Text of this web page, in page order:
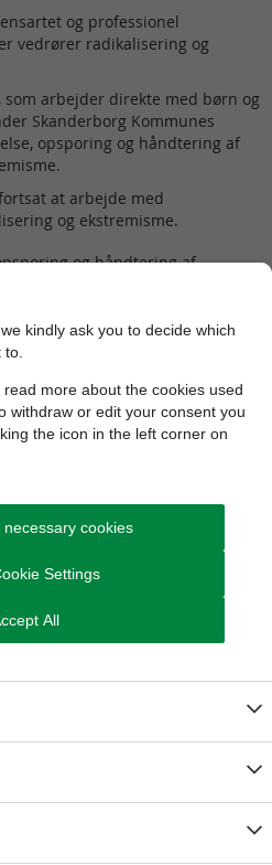
og professionel
vedrører radikalisering og
som arbejder direkte med børn og
Skanderborg Kommunes
opsporing og håndtering af
at arbejde med
og ekstremisme.
og håndtering af
er godkendt i Byrådet 30.
radikalisering
7346
kindly ask you to decide which
to.
more about the cookies used
withdraw or edit your consent you
the icon in the left corner on
cookies
Settings
All